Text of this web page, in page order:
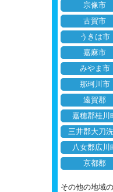
宗像市
古賀市
うきは市
嘉麻市
みやま市
那珂川市
遠賀郡
嘉穂郡桂川
三井郡大刀
八女郡広川
京都郡
その他の地域